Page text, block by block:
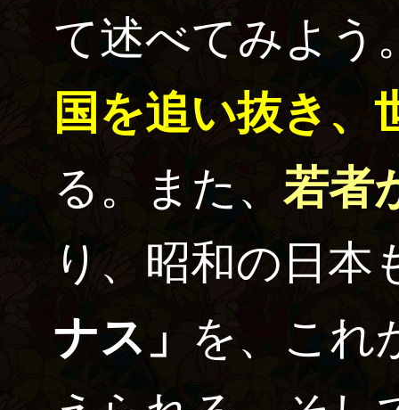
て述べてみよう
国を追い抜き、
る。また、若者
り、昭和の日本
ナス」 を、これ